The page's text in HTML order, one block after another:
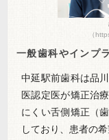
（
一般歯科やインプ
中延駅前歯科は品
医認定医が矯正治
にくい舌側矯正（
しており、患者の